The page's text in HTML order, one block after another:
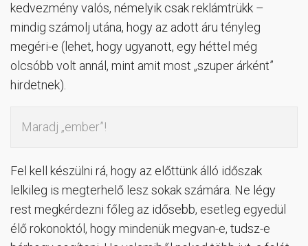
kedvezmény valós, némelyik csak reklámtrükk –
mindig számolj utána, hogy az adott áru tényleg
megéri-e (lehet, hogy ugyanott, egy héttel még
olcsóbb volt annál, mint amit most „szuper árként”
hirdetnek).
Maradj „ember”!
Fel kell készülni rá, hogy az előttünk álló időszak
lelkileg is megterhelő lesz sokak számára. Ne légy
rest megkérdezni főleg az idősebb, esetleg egyedül
élő rokonoktól, hogy mindenük megvan-e, tudsz-e